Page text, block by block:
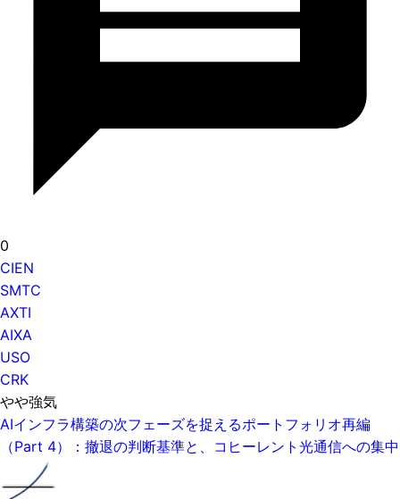
0
CIEN
SMTC
AXTI
AIXA
USO
CRK
やや強気
AIインフラ構築の次フェーズを捉えるポートフォリオ再編
（Part 4）：撤退の判断基準と、コヒーレント光通信への集中